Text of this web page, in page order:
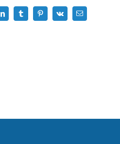
LinkedInTumblrPinterest
Vk Email: